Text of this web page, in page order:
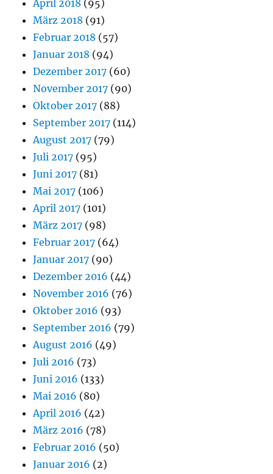
April 2018 (95)
März 2018 (91)
Februar 2018 (57)
Januar 2018 (94)
Dezember 2017 (60)
November 2017 (90)
Oktober 2017 (88)
September 2017 (114)
August 2017 (79)
Juli 2017 (95)
Juni 2017 (81)
Mai 2017 (106)
April 2017 (101)
März 2017 (98)
Februar 2017 (64)
Januar 2017 (90)
Dezember 2016 (44)
November 2016 (76)
Oktober 2016 (93)
September 2016 (79)
August 2016 (49)
Juli 2016 (73)
Juni 2016 (133)
Mai 2016 (80)
April 2016 (42)
März 2016 (78)
Februar 2016 (50)
Januar 2016 (2)